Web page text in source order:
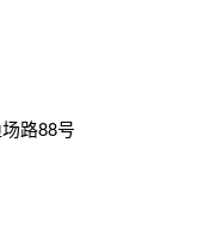
路88号